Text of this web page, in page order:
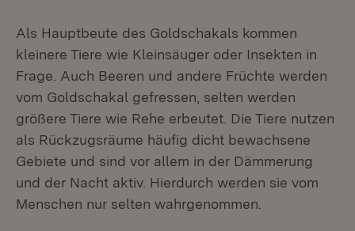
Als Hauptbeute des Goldschakals kommen
kleinere Tiere wie Kleinsäuger oder Insekten in
Frage. Auch Beeren und andere Früchte werden
vom Goldschakal gefressen, selten werden
größere Tiere wie Rehe erbeutet. Die Tiere nutzen
als Rückzugsräume häufig dicht bewachsene
Gebiete und sind vor allem in der Dämmerung
und der Nacht aktiv. Hierdurch werden sie vom
Menschen nur selten wahrgenommen.